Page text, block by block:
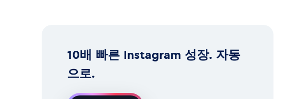
10배 빠른 Instagram 성장. 자동
으로.